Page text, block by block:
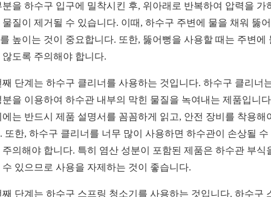
분을 하수구 입구에 밀착시킨 후, 위아래로 반복하여 압력을 가
물질이 제거될 수 있습니다. 이때, 하수구 주변에 물을 채워 뚫
높이는 것이 중요합니다. 또한, 뚫어뻥을 사용할 때는 주변에
않도록 주의해야 합니다.
째 단계는 하수구 클리너를 사용하는 것입니다. 하수구 클리너
분을 이용하여 하수관 내부의 막힌 물질을 녹여내는 제품입니
에는 반드시 제품 설명서를 꼼꼼하게 읽고, 안전 장비를 착용해
또한, 하수구 클리너를 너무 많이 사용하면 하수관이 손상될 수
주의해야 합니다. 특히 염산 성분이 포함된 제품은 하수관 부식
수 있으므로 사용을 자제하는 것이 좋습니다.
째 단계는 하수구 스프링 청소기를 사용하는 것입니다. 하수구